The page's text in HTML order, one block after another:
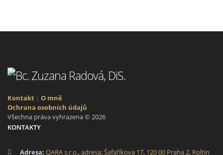
Kontakt | O mně
Ochrana osobních údajů
Všechna práva vyhrazena © 2026
KONTAKTY
Adresa: QARA s.r.o., adresa: Šafaříkova 17, 120 00 Praha 2, Roltin